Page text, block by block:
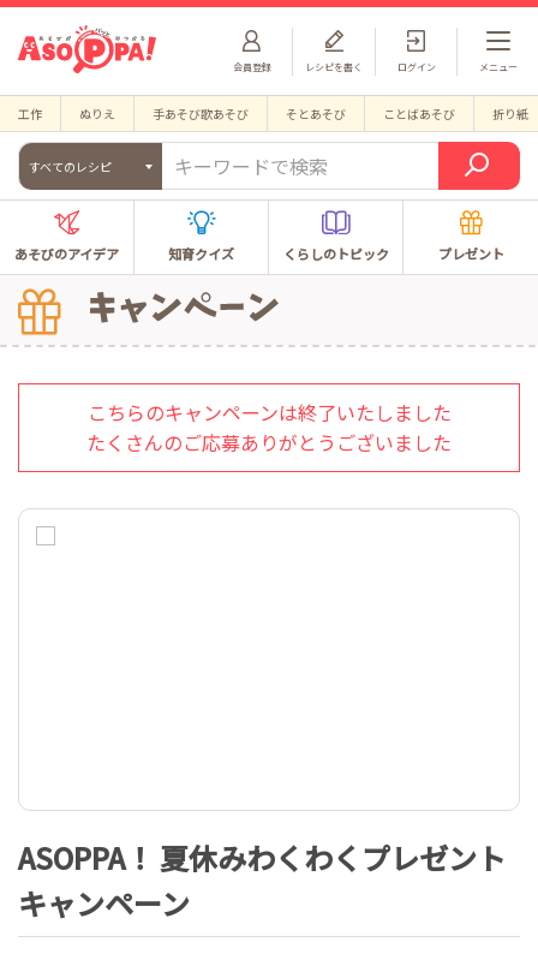
会員登録 ログイン
レシピを書く メニュー
工作 ぬりえ 手あそび歌あそび そとあそび ことばあそび 折り紙
すべてのレシピ
あそびのアイデア 知育クイズ くらしのトピック プレゼント
こちらのキャンペーンは終了いたしました
たくさんのご応募ありがとうございました
ASOPPA！ 夏休みわくわくプレゼント
キャンペーン